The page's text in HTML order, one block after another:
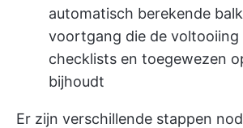
automatisch berekende
voortgang die de voltooiing
checklists en toegewezen
bijhoudt
Er zijn verschillende stappen